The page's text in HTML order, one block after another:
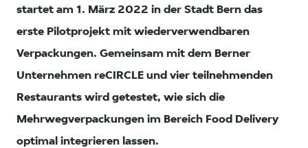
startet am 1. März 2022 in der Stadt Bern das
erste Pilotprojekt mit wiederverwendbaren
Verpackungen. Gemeinsam mit dem Berner
Unternehmen reCIRCLE und vier teilnehmenden
Restaurants wird getestet, wie sich die
Mehrwegverpackungen im Bereich Food Delivery
optimal integrieren lassen.